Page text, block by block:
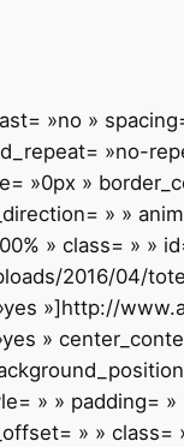
»no »
»no-
»0px »
» »
» class= » »
2016/04/
»]http://
»
» » padding=
» » class=